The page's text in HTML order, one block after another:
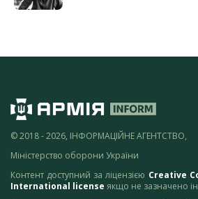
© 2018 - 2026, ІНФОРМАЦІЙНЕ АГЕНТСТВО,
Міністерство оборони України
Контент доступний за ліцензією Creative
International license якщо не зазначено